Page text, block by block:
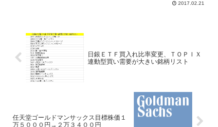
（株式公開買付け）すると発表した。Ｔ
2017.02.21
日銀ＥＴＦ買入れ比率変更、ＴＯＰＩＸ
連動型買い需要が大きい銘柄リスト
任天堂ゴールドマンサックス目標株価１
万５０００円→２万３４００円